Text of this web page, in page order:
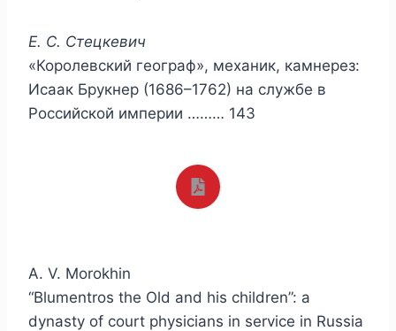
Е. С. Стецкевич
«Королевский географ», механик, камнерез:
Исаак Брукнер (1686–1762) на службе в
Российской империи ……… 143
A. V. Morokhin
“Blumentros the Old and his children”: a
dynasty of court physicians in service in Russia